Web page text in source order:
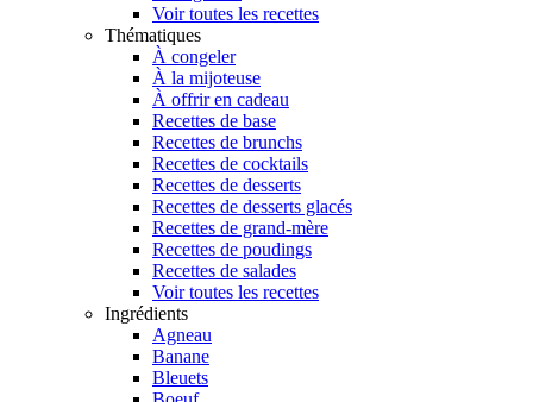
Voir toutes les recettes
Thématiques
À congeler
À la mijoteuse
À offrir en cadeau
Recettes de base
Recettes de brunchs
Recettes de cocktails
Recettes de desserts
Recettes de desserts glacés
Recettes de grand-mère
Recettes de poudings
Recettes de salades
Voir toutes les recettes
Ingrédients
Agneau
Banane
Bleuets